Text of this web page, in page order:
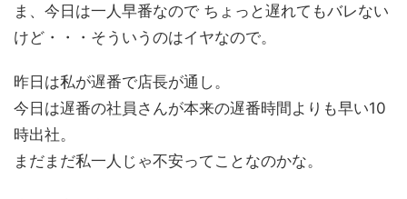
ま、今日は一人早番なので ちょっと遅れてもバレない
けど・・・そういうのはイヤなので。
昨日は私が遅番で店長が通し。
今日は遅番の社員さんが本来の遅番時間よりも早い10
時出社。
まだまだ私一人じゃ不安ってことなのかな。